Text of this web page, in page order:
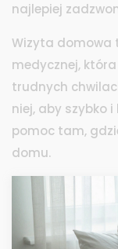
najlepiej
Wizyta domowa
medycznej,
trudnych
niej, aby szybko
pomoc tam,
domu.